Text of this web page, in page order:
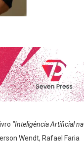
“Inteligência Artificial na
Wendt, Rafael Faria